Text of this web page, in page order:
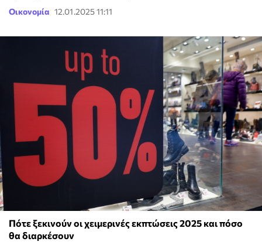
Οικονομία 12.01.2025 11:11
Πότε ξεκινούν οι χειμερινές εκπτώσεις 2025 και πόσο
θα διαρκέσουν